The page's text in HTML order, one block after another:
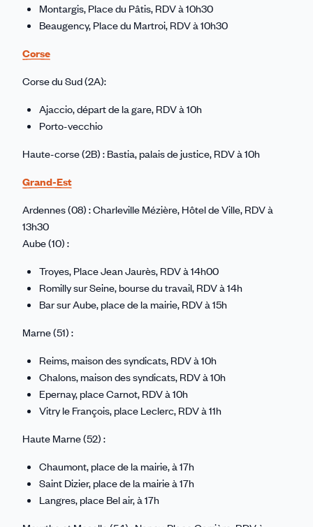
Montargis, Place du Pâtis, RDV à 10h30
Beaugency, Place du Martroi, RDV à 10h30
Corse
Corse du Sud (2A):
Ajaccio, départ de la gare, RDV à 10h
Porto-vecchio
Haute-corse (2B) : Bastia, palais de justice, RDV à 10h
Grand-Est
Ardennes (08) : Charleville Mézière, Hôtel de Ville, RDV à
13h30
Aube (10) :
Troyes, Place Jean Jaurès, RDV à 14h00
Romilly sur Seine, bourse du travail, RDV à 14h
Bar sur Aube, place de la mairie, RDV à 15h
Marne (51) :
Reims, maison des syndicats, RDV à 10h
Chalons, maison des syndicats, RDV à 10h
Epernay, place Carnot, RDV à 10h
Vitry le François, place Leclerc, RDV à 11h
Haute Marne (52) :
Chaumont, place de la mairie, à 17h
Saint Dizier, place de la mairie à 17h
Langres, place Bel air, à 17h